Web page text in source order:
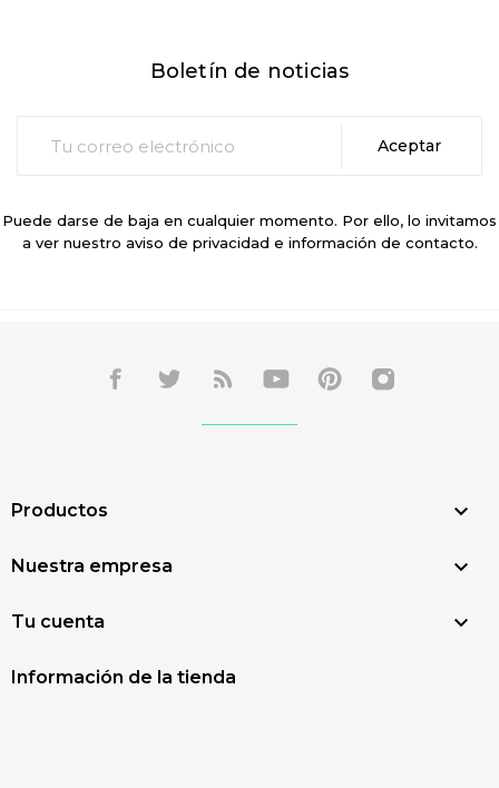
Boletín de noticias
Puede darse de baja en cualquier momento. Por ello, lo invitamos
a ver nuestro aviso de privacidad e información de contacto.
Productos 
Nuestra empresa 
Tu cuenta 
Información de la tienda